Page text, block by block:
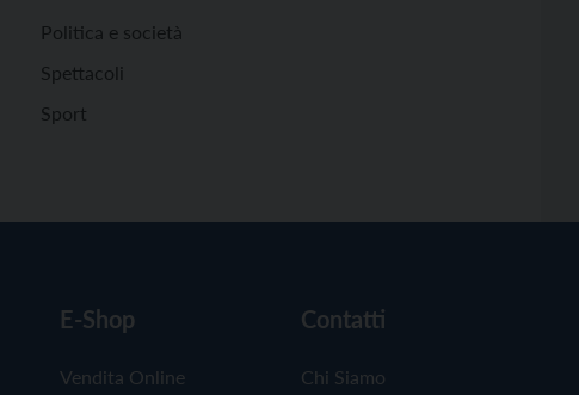
Politica e società
Spettacoli
Sport
E-Shop
Vendita Online
Contatti
Chi Siamo